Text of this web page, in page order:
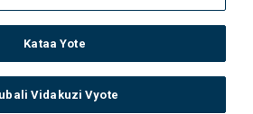
TV Guide
Kataa Yote
Vidakuzi Vyote